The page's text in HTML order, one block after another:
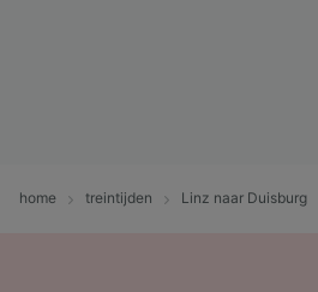
home treintijden Linz naar Duisburg